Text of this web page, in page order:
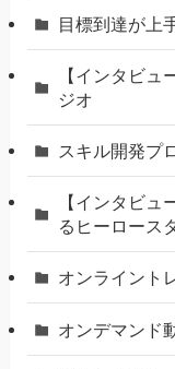
⽬標到達が上
【インタビ
ジオ
スキル開発プ
【インタビ
るヒーロース
オンライント
オンデマンド